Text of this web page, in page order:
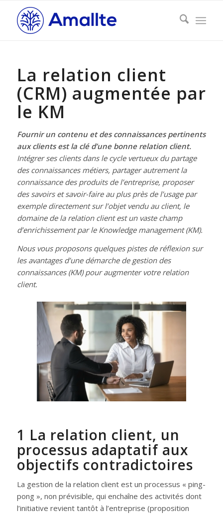
La relation client
(CRM) augmentée par
le KM
Fournir un contenu et des connaissances pertinents
aux clients est la clé d’une bonne relation client.
Intégrer ses clients dans le cycle vertueux du partage
des connaissances métiers, partager autrement la
connaissance des produits de l’entreprise, proposer
des savoirs et savoir-faire au plus près de l’usage par
exemple directement sur l’objet vendu au client, le
domaine de la relation client est un vaste champ
d’enrichissement par le Knowledge management (KM).
Nous vous proposons quelques pistes de réflexion sur
les avantages d’une démarche de gestion des
connaissances (KM) pour augmenter votre relation
client.
1 La relation client, un
processus adaptatif aux
objectifs contradictoires
La gestion de la relation client est un processus « ping-
pong », non prévisible, qui enchaîne des activités dont
l’initiative revient tantôt à l’entreprise (proposition
dit :